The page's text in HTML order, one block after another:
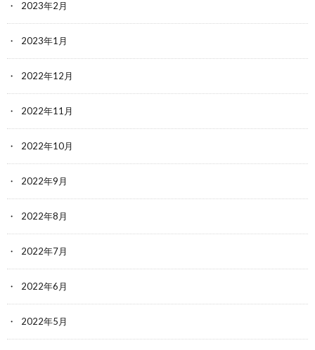
2023年2月
2023年1月
2022年12月
2022年11月
2022年10月
2022年9月
2022年8月
2022年7月
2022年6月
2022年5月